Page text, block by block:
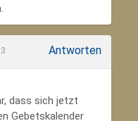
Antworten
dass sich jetzt
Gebetskalender